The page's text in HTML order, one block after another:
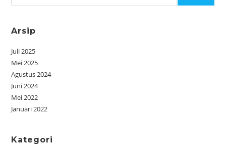
Arsip
Juli 2025
Mei 2025
Agustus 2024
Juni 2024
Mei 2022
Januari 2022
Kategori